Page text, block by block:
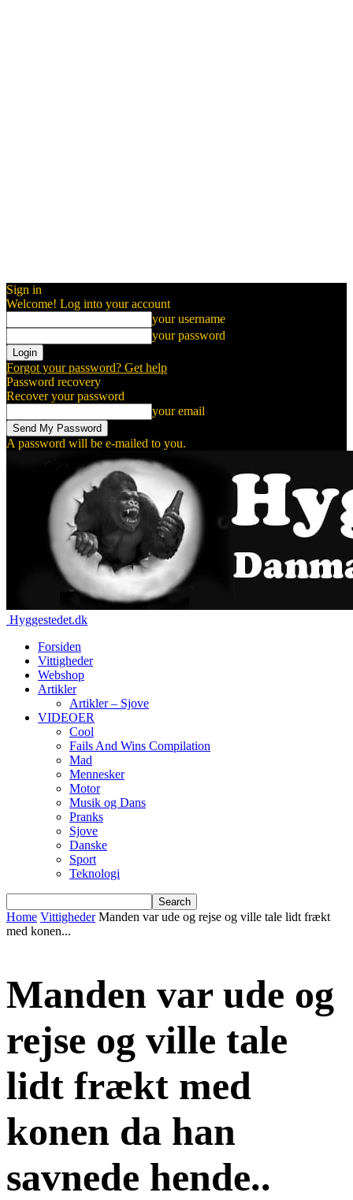
Sign in
Welcome! Log into your account
your username
your password
Forgot your password? Get help
Password recovery
Recover your password
your email
A password will be e-mailed to you.
Hyggestedet.dk
Forsiden
Vittigheder
Webshop
Artikler
Artikler – Sjove
VIDEOER
Cool
Fails And Wins Compilation
Mad
Mennesker
Motor
Musik og Dans
Pranks
Sjove
Danske
Sport
Teknologi
Home Vittigheder Manden var ude og rejse og ville tale lidt frækt
med konen...
Manden var ude og
rejse og ville tale
lidt frækt med
konen da han
savnede hende..